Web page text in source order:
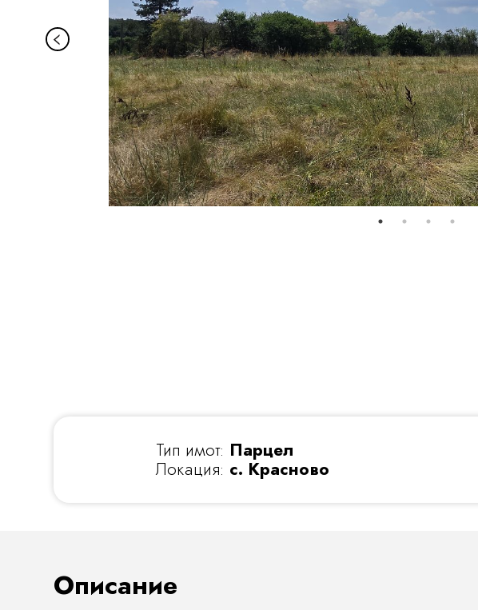
Тип имот: Парцел
Локация: с. Красново
Описание